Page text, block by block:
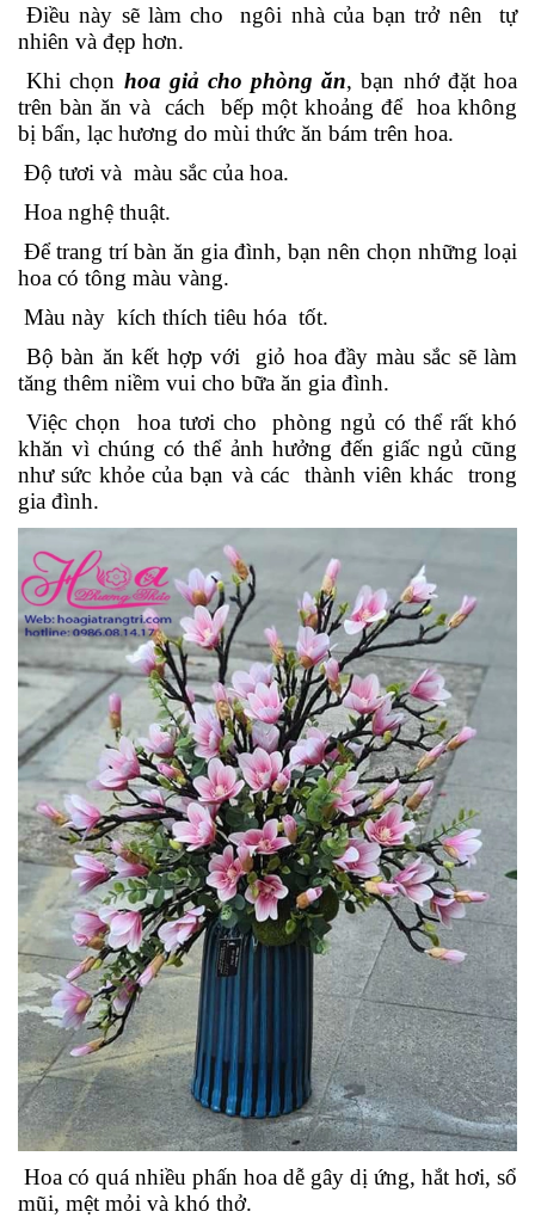
Điều này sẽ làm cho ngôi nhà của bạn trở nên tự
nhiên và đẹp hơn.
Khi chọn hoa giả cho phòng ăn, bạn nhớ đặt hoa
trên bàn ăn và cách bếp một khoảng để hoa không
bị bẩn, lạc hương do mùi thức ăn bám trên hoa.
Độ tươi và màu sắc của hoa.
Hoa nghệ thuật.
Để trang trí bàn ăn gia đình, bạn nên chọn những loại
hoa có tông màu vàng.
Màu này kích thích tiêu hóa tốt.
Bộ bàn ăn kết hợp với giỏ hoa đầy màu sắc sẽ làm
tăng thêm niềm vui cho bữa ăn gia đình.
Việc chọn hoa tươi cho phòng ngủ có thể rất khó
khăn vì chúng có thể ảnh hưởng đến giấc ngủ cũng
như sức khỏe của bạn và các thành viên khác trong
gia đình.
Hoa có quá nhiều phấn hoa dễ gây dị ứng, hắt hơi, sổ
mũi, mệt mỏi và khó thở.